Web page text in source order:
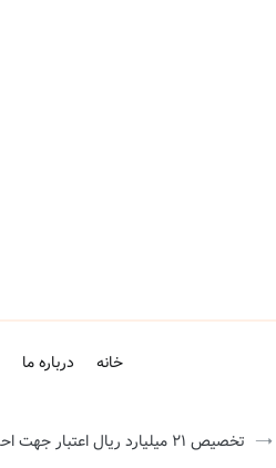
خانه درباره ما
تخصیص ۲۱ میلیارد ریال اعتبار جهت احداث زیرساخت گردشگری در محور دماوند – فیروزکوه و ورودی شهر آبسرد